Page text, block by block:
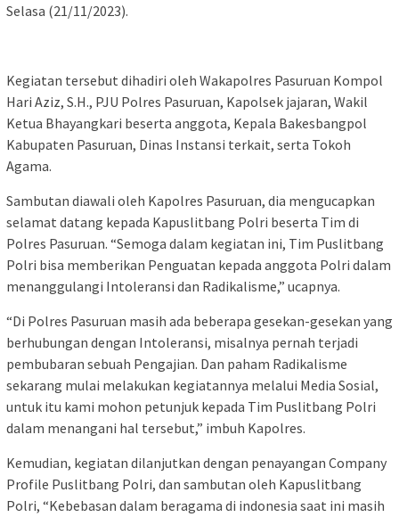
Selasa (21/11/2023).
Kegiatan tersebut dihadiri oleh Wakapolres Pasuruan Kompol
Hari Aziz, S.H., PJU Polres Pasuruan, Kapolsek jajaran, Wakil
Ketua Bhayangkari beserta anggota, Kepala Bakesbangpol
Kabupaten Pasuruan, Dinas Instansi terkait, serta Tokoh
Agama.
Sambutan diawali oleh Kapolres Pasuruan, dia mengucapkan
selamat datang kepada Kapuslitbang Polri beserta Tim di
Polres Pasuruan. “Semoga dalam kegiatan ini, Tim Puslitbang
Polri bisa memberikan Penguatan kepada anggota Polri dalam
menanggulangi Intoleransi dan Radikalisme,” ucapnya.
“Di Polres Pasuruan masih ada beberapa gesekan-gesekan yang
berhubungan dengan Intoleransi, misalnya pernah terjadi
pembubaran sebuah Pengajian. Dan paham Radikalisme
sekarang mulai melakukan kegiatannya melalui Media Sosial,
untuk itu kami mohon petunjuk kepada Tim Puslitbang Polri
dalam menangani hal tersebut,” imbuh Kapolres.
Kemudian, kegiatan dilanjutkan dengan penayangan Company
Profile Puslitbang Polri, dan sambutan oleh Kapuslitbang
Polri, “Kebebasan dalam beragama di indonesia saat ini masih